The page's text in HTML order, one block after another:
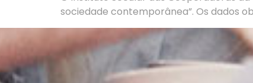
sociedade contemporânea”. Os dados